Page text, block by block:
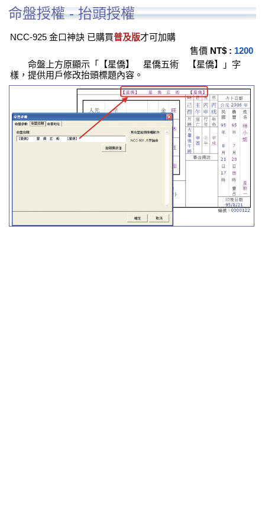
命盤授權 - 抬頭授權
NCC-925 金口神訣 已購買普及版才可加購
售價 NT$ : 1200
命盤上方原顯示「【星僑】 星僑五術 【星僑】」字
樣，提供用戶修改抬頭標題內容。